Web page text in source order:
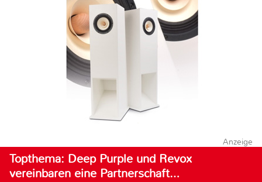
Anzeige
Topthema: Deep Purple und Revox
vereinbaren eine Partnerschaft…